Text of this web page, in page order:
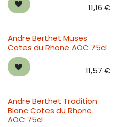
11,16 €
Andre Berthet Muses
Cotes du Rhone AOC 75cl
11,57 €
Andre Berthet Tradition
Blanc Cotes du Rhone
AOC 75cl